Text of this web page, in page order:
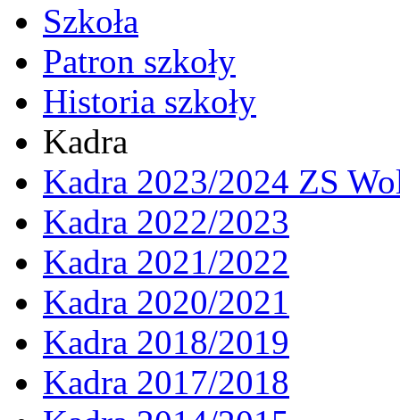
Szkoła
Patron szkoły
Historia szkoły
Kadra
Kadra 2023/2024 ZS
Kadra 2022/2023
Kadra 2021/2022
Kadra 2020/2021
Kadra 2018/2019
Kadra 2017/2018